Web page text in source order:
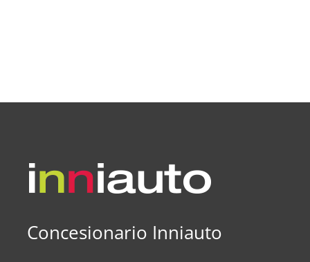
Concesionario Inniauto